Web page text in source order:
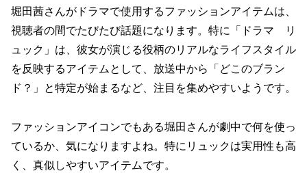
堀田茜さんがドラマで使用するファッションアイテムは、
視聴者の間でたびたび話題になります。特に「ドラマ リ
ュック」は、彼女が演じる役柄のリアルなライフスタイル
を反映するアイテムとして、放送中から「どこのブラン
ド？」と特定が始まるなど、注目を集めやすいようです。
ファッションアイコンでもある堀田さんが劇中で何を使っ
ているか、気になりますよね。特にリュックは実用性も高
く、真似しやすいアイテムです。